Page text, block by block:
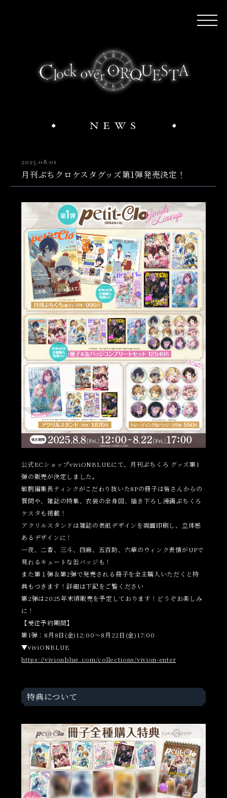
2025.08.01
月刊ぷちクロケスタグッズ第1弾発売決定！
公式ECショップviviONBLUEにて、月刊ぷちくろ グッズ第1
弾の販売が決定しました。
敏腕編集長ティンクがこだわり抜いた8Pの冊子は皆さんからの
質問や、雑誌の特集、衣装の全身図、描き下ろし漫画ぷちくろ
ケスタも掲載！
アクリルスタンドは雑誌の表紙デザインを両面印刷し、立体感
あるデザインに！
一夜、二香、三斗、四麻、五百助、六華のウィンク表情がUPで
見れるキュートな缶バッジも！
また第１弾＆第2弾で発売される冊子を全主購入いただくと特
典もつきます！詳細は下記をご覧ください
第2弾は2025年末頃販売を予定しております！どうぞお楽しみ
に！
【受注予約期間】
第1弾：8月8日(金)12:00～8月22日(金)17:00
▼viviONBLUE
https://vivionblue.com/collections/vivion-enter
特典について